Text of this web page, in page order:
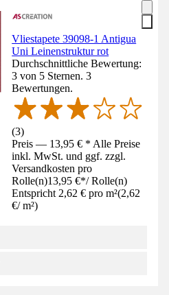
Vliestapete 39098-1 Antigua
Uni Leinenstruktur rot
Durchschnittliche Bewertung:
3 von 5 Sternen. 3
Bewertungen.
(3)
Preis — 13,95 € * Alle Preise
inkl. MwSt. und ggf. zzgl.
Versandkosten pro
Rolle(n)13,95 €*/ Rolle(n)
Entspricht 2,62 € pro m²(2,62
€/ m²)